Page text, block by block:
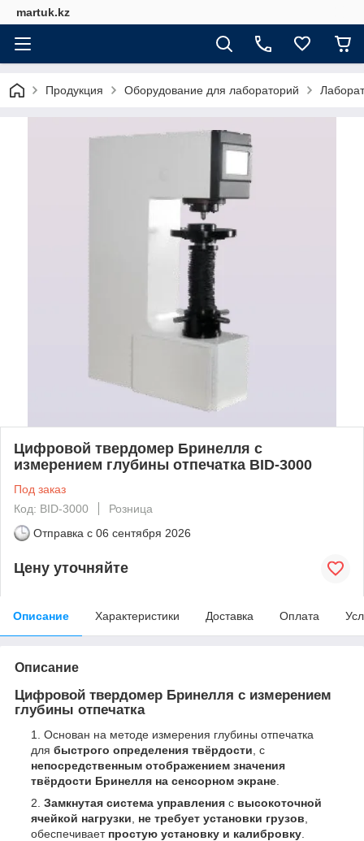
martuk.kz
Продукция Оборудование для лабораторий
Цифровой твердомер Бринелля с
измерением глубины отпечатка BID-3000
Под заказ
Код: BID-3000
Розница
Отправка с 06 сентября 2026
Цену уточняйте
Описание Характеристики Доставка Оплата
Описание
Цифровой твердомер Бринелля с измерением
глубины отпечатка
Основан на методе измерения глубины отпечатка
для быстрого определения твёрдости , с
непосредственным отображением значения
твёрдости Бринелля на сенсорном экране
Замкнутая система управления с высокоточной
ячейкой нагрузки
не требует установки грузов
обеспечивает простую установку и калибровку